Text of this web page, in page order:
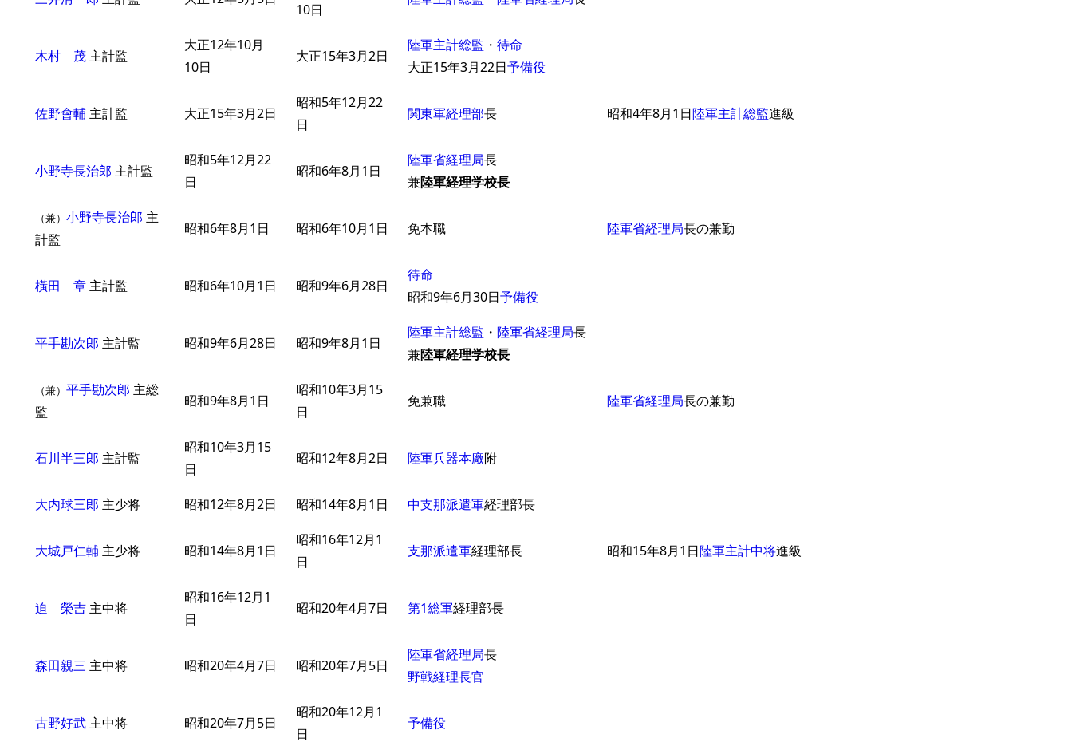
10日
木村 茂 主計監
大正12年10月
10日
大正15年3月2日
陸軍主計総監 ・ 待命
大正15年3月22日予備役
佐野會輔 主計監 大正15年3月2日
昭和5年12月22
日
関東軍経理部長 昭和4年8月1日陸軍主計総監進級
小野寺長治郎 主計監
昭和5年12月22
日
昭和6年8月1日
陸軍省経理局長
兼陸軍経理学校長
（兼） 小野寺長治郎 主
計監
昭和6年8月1日 昭和6年10月1日 免本職 陸軍省経理局長の兼勤
橫田 章 主計監 昭和6年10月1日 昭和9年6月28日
待命
昭和9年6月30日予備役
平手勘次郎 主計監 昭和9年6月28日 昭和9年8月1日
陸軍主計総監 ・ 陸軍省経理局長
兼陸軍経理学校長
（兼） 平手勘次郎 主総
監
昭和9年8月1日
昭和10年3月15
日
免兼職 陸軍省経理局長の兼勤
石川半三郎 主計監
昭和10年3月15
日
昭和12年8月2日 陸軍兵器本廠附
大内球三郎 主少将 昭和12年8月2日 昭和14年8月1日 中支那派遣軍経理部長
大城戸仁輔 主少将 昭和14年8月1日
昭和16年12月1
日
支那派遣軍経理部長 昭和15年8月1日陸軍主計中将進級
迫 榮吉 主中将
昭和16年12月1
日
昭和20年4月7日 第1総軍経理部長
森田親三 主中将 昭和20年4月7日 昭和20年7月5日
陸軍省経理局長
野戦経理長官
古野好武 主中将 昭和20年7月5日
昭和20年12月1
日
予備役